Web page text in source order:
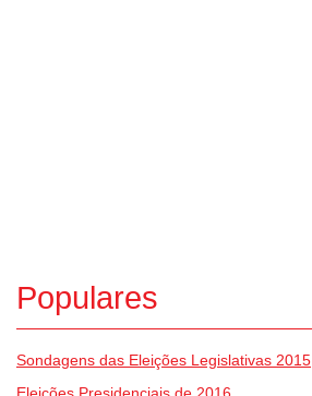
Populares
Sondagens das Eleições Legislativas 2015